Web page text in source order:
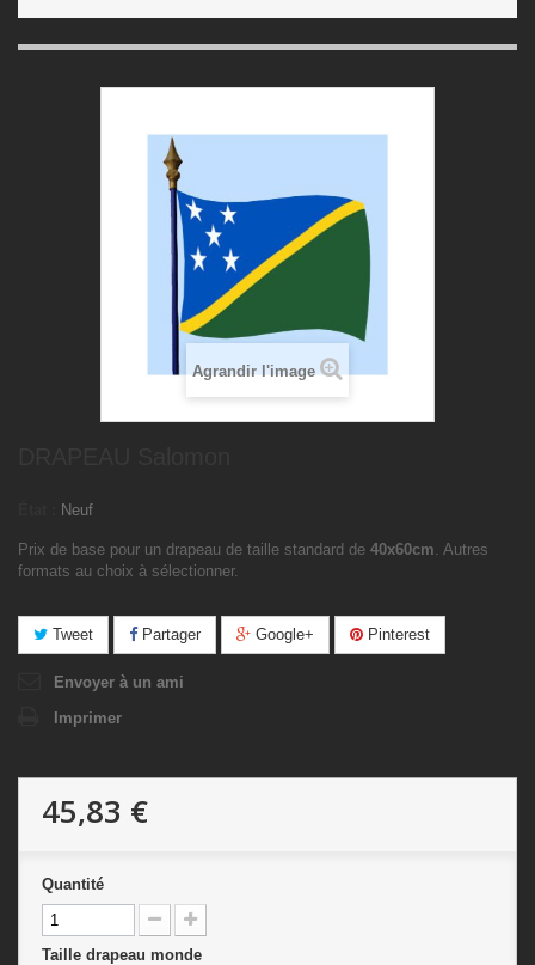
Agrandir l'image
Neuf
Prix de base pour un drapeau de taille standard de 40x60cm. Autres
formats au choix à sélectionner.
Tweet Partager Google+ Pinterest
Envoyer à un ami
Imprimer
45,83 €
Quantité
Taille drapeau monde